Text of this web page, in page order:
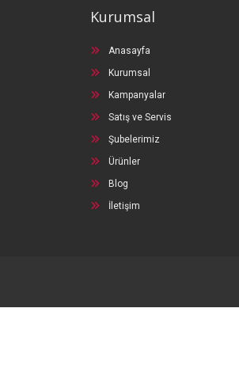
Kurumsal
Anasayfa
Kurumsal
Kampanyalar
Satış ve Servis
Şubelerimiz
Ürünler
Blog
İletişim